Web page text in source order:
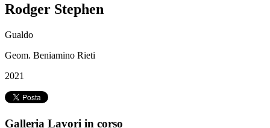
Rodger Stephen
Gualdo
Geom. Beniamino Rieti
2021
Galleria Lavori in corso